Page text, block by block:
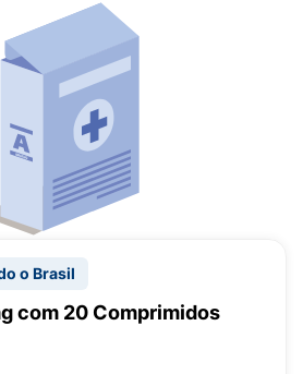
o Brasil
com 20 Comprimidos